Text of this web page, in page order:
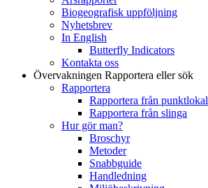
Biogeografisk uppföljning
Nyhetsbrev
In English
Butterfly Indicators
Kontakta oss
Övervakningen Rapportera eller sök
Rapportera
Rapportera från punktlokal
Rapportera från slinga
Hur gör man?
Broschyr
Metoder
Snabbguide
Handledning